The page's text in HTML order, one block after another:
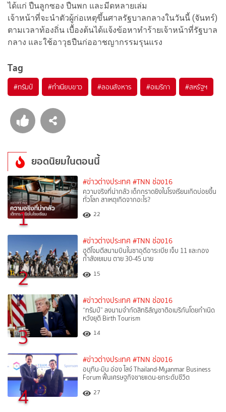
ได้แก่ ปืนลูกซอง ปืนพก และมีดหลายเล่ม
เจ้าหน้าที่จะนำตัวผู้ก่อเหตุขึ้นศาลรัฐบาลกลางในวันนี้ (จันทร์)
ตามเวลาท้องถิ่น เบื้องต้นได้แจ้งข้อหาทำร้ายเจ้าหน้าที่รัฐบาล
กลาง และใช้อาวุธปืนก่ออาชญากรรมรุนแรง
Tag
#ทรัมป์ #ทำเนียบขาว #ลอบสังหาร #อเมริกา #สหรัฐฯ
ยอดนิยมในตอนนี้
1
#ข่าวต่างประเทศ #TNN ช่อง16
ความจริงที่น่ากลัว เด็กกราดยิงในโรงเรียนเกิดบ่อยขึ้น
ทั่วโลก สาเหตุเกิดจากอะไร?
22
2
#ข่าวต่างประเทศ #TNN ช่อง16
ฮูตีโจมตีสนามบินในซาอุดีอาระเบีย เจ็บ 11 และกอง
กำลังเยเมน ตาย 30-45 นาย
15
3
#ข่าวต่างประเทศ #TNN ช่อง16
“ทรัมป์” ลงนามจำกัดสิทธิสัญชาติอเมริกันโดยกำเนิด
หวังยุติ Birth Tourism
14
4
#ข่าวต่างประเทศ #TNN ช่อง16
อนุทิน-มิน อ่อง ไลง์ Thailand-Myanmar Business
Forum ฟื้นเศรษฐกิจชายแดน-ยกระดับชีวิต
27